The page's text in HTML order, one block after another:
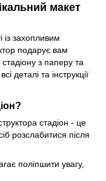
макет
із захопливим
подарує вам
з паперу та
деталі та інструкції
стадіон - це
розслабитися після
поліпшити увагу,